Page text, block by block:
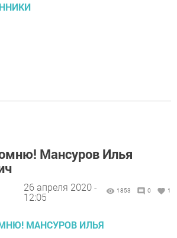
Мансуров Илья
26 апреля 2020 -
12:05
1853 0 1